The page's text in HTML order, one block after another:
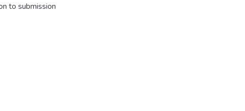
to submission